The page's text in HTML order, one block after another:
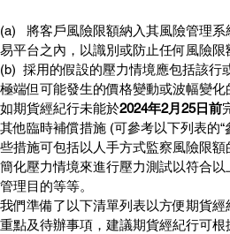
(a)   將客戶風險限額納入其風險管理
易平台之內，以識別或防止任何風險限
(b)  採用的假設的壓力情境應包括該行
極端但可能發生的價格變動或波幅變化
如期貨經紀行未能於2024年2月25日前
其他臨時補償措施 (可參考以下列表的“
些措施可包括以人手方式監察風險限
簡化壓力情境來進行壓力測試以符合
管理目的等等。
我們準備了以下清單列表以方便期貨
重點及待辦事項，建議期貨經紀行可